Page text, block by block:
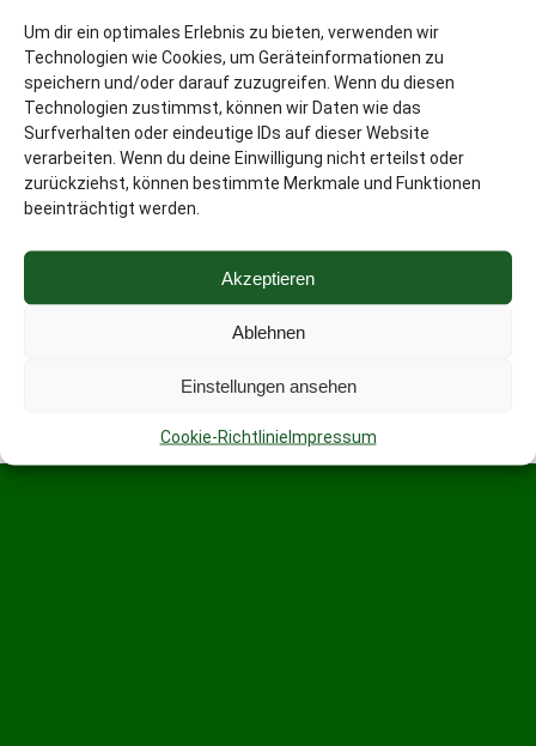
Um dir ein optimales Erlebnis zu bieten, verwenden wir
Technologien wie Cookies, um Geräteinformationen zu
speichern und/oder darauf zuzugreifen. Wenn du diesen
Technologien zustimmst, können wir Daten wie das
Surfverhalten oder eindeutige IDs auf dieser Website
verarbeiten. Wenn du deine Einwilligung nicht erteilst oder
zurückziehst, können bestimmte Merkmale und Funktionen
beeinträchtigt werden.
Akzeptieren
Ablehnen
Einstellungen ansehen
Cookie-RichtlinieImpressum
Zum Seitenanfang
Mobil Desktop